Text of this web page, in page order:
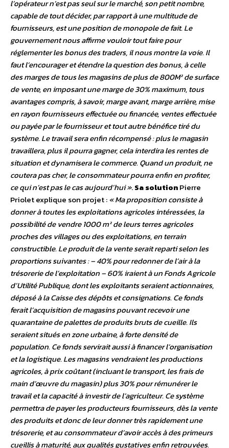
l’opérateur n’est pas seul sur le marché, son petit nombre,
capable de tout décider, par rapport à une multitude de
fournisseurs, est une position de monopole de fait. Le
gouvernement nous affirme vouloir tout faire pour
réglementer les bonus des traders, il nous montre la voie. Il
faut l’encourager et étendre la question des bonus, à celle
des marges de tous les magasins de plus de 800M² de surface
de vente, en imposant une marge de 30% maximum, tous
avantages compris, à savoir, marge avant, marge arrière, mise
en rayon fournisseurs effectuée ou financée, ventes effectuée
ou payée par le fournisseur et tout autre bénéfice tiré du
système. Le travail sera enfin récompensé : plus le magasin
travaillera, plus il pourra gagner, cela interdira les rentes de
situation et dynamisera le commerce. Quand un produit, ne
coutera pas cher, le consommateur pourra enfin en profiter,
ce qui n’est pas le cas aujourd’hui ».Sa solutionPierre
Priolet explique son projet :« Ma proposition consiste à
donner à toutes les exploitations agricoles intéressées, la
possibilité de vendre 1000 m² de leurs terres agricoles
proches des villages ou des exploitations, en terrain
constructible. Le produit de la vente serait reparti selon les
proportions suivantes : – 40% pour redonner de l’air à la
trésorerie de l’exploitation – 60% iraient à un Fonds Agricole
d’Utilité Publique, dont les exploitants seraient actionnaires,
déposé à la Caisse des dépôts et consignations. Ce fonds
ferait l’acquisition de magasins pouvant recevoir une
quarantaine de palettes de produits bruts de cueille. Ils
seraient situés en zone urbaine, à forte densité de
population. Ce fonds servirait aussi à financer l’organisation
et la logistique. Les magasins vendraient les productions
agricoles, à prix coûtant (incluant le transport, les frais de
main d’œuvre du magasin) plus 30% pour rémunérer le
travail et la capacité à investir de l’agriculteur. Ce système
permettra de payer les producteurs fournisseurs, dès la vente
des produits et donc de leur donner très rapidement une
trésorerie, et au consommateur d’avoir accès à des primeurs
cueillis à maturité, aux qualités gustatives enfin retrouvées.